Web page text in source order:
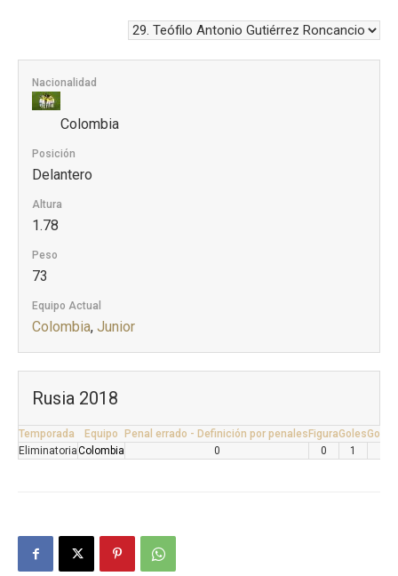
Nacionalidad
Colombia
Posición
Delantero
Altura
1.78
Peso
73
Equipo Actual
Colombia, Junior
Rusia 2018
Temporada Equipo Penal errado - Definición por penales FiguraGolesGol -
EliminatoriaColombia 0 0 1